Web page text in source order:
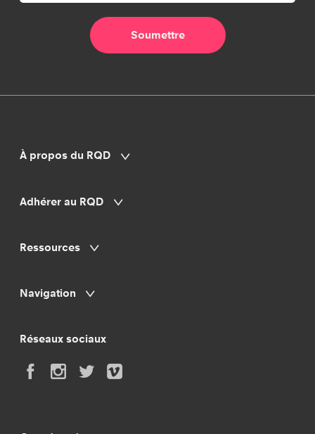
À propos du RQD
Adhérer au RQD
Ressources
Navigation
Réseaux sociaux